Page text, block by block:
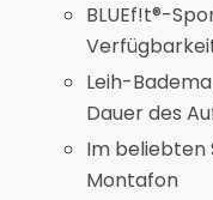
BLUEf!t®-
Leih-
Dauer des
Im beliebten
Montafon